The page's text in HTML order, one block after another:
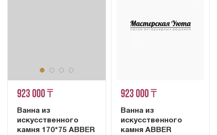
923 000 ₸
Ванна из
искусственного
камня 170*75 ABBER
923 000 ₸
Ванна из
искусственного
камня ABBER